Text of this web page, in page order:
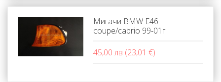
Мигачи BMW E46
coupe/cabrio 99-01г.
45,00 лв (23,01 €)